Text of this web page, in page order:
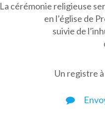
La cérémonie religieuse
en l’église de
suivie de
Un registre